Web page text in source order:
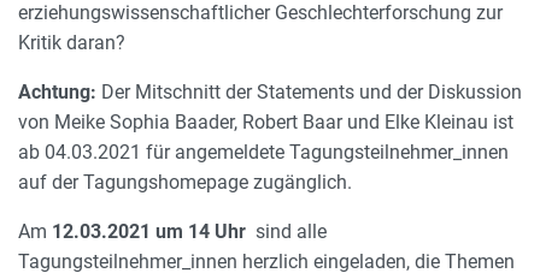
erziehungswissenschaftlicher Geschlechterforschung zur
Kritik daran?
Achtung: Der Mitschnitt der Statements und der Diskussion
von Meike Sophia Baader, Robert Baar und Elke Kleinau ist
ab 04.03.2021 für angemeldete Tagungsteilnehmer_innen
auf der Tagungshomepage zugänglich.
Am 12.03.2021 um 14 Uhr sind alle
Tagungsteilnehmer_innen herzlich eingeladen, die Themen